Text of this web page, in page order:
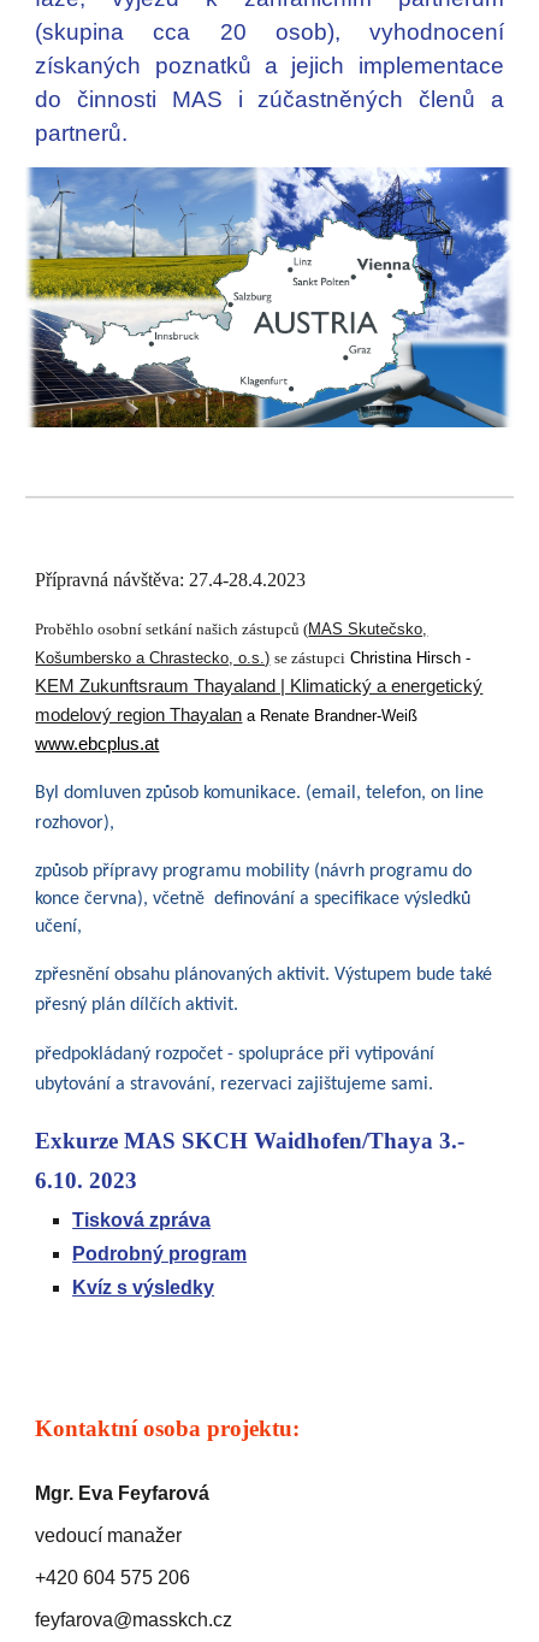
(skupina cca 20 osob), vyhodnocení
získaných poznatků a jejich implementace
do činnosti MAS i zúčastněných členů a
partnerů.
Přípravná návštěva: 27.4-28.4.2023
Proběhlo osobní setkání našich zástupců (MAS Skutečsko,
Košumbersko a Chrastecko, o.s.) se zástupci Christina Hirsch -
KEM Zukunftsraum Thayaland | Klimatický a energetický
modelový region Thayalan a Renate Brandner-Weiß
www.ebcplus.at
Byl domluven způsob komunikace. (email, telefon, on line
rozhovor),
způsob přípravy programu mobility (návrh programu do
konce června), včetně definování a specifikace výsledků
učení,
zpřesnění obsahu plánovaných aktivit. Výstupem bude také
přesný plán dílčích aktivit.
předpokládaný rozpočet - spolupráce při vytipování
ubytování a stravování, rezervaci zajištujeme sami.
Exkurze MAS SKCH Waidhofen/Thaya 3.-
6.10. 2023
Tisková zpráva
Podrobný program
Kvíz s výsledky
Kontaktní osoba projektu:
Mgr. Eva Feyfarová
vedoucí manažer
+420 604 575 206
feyfarova@masskch.cz